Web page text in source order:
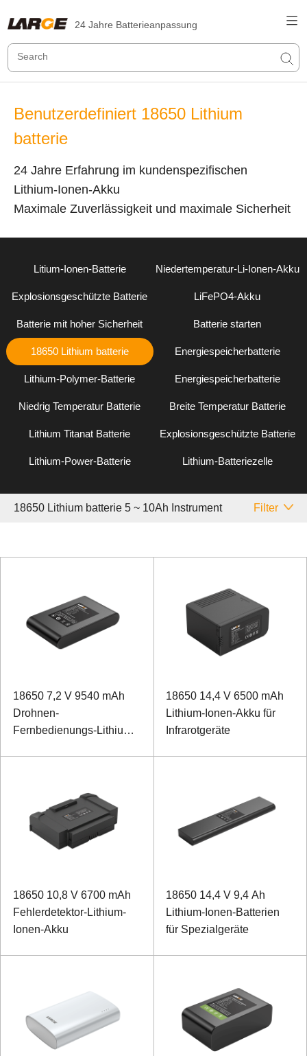
24 Jahre Batterieanpassung
Benutzerdefiniert 18650 Lithium
batterie
24 Jahre Erfahrung im kundenspezifischen
Lithium-Ionen-Akku
Maximale Zuverlässigkeit und maximale Sicherheit
Litium-Ionen-Batterie Niedertemperatur-Li-Ionen-Akku
Explosionsgeschützte Batterie LiFePO4-Akku
Batterie mit hoher Sicherheit Batterie starten
18650 Lithium batterie Energiespeicherbatterie
Lithium-Polymer-Batterie Energiespeicherbatterie
Niedrig Temperatur Batterie Breite Temperatur Batterie
Lithium Titanat Batterie Explosionsgeschützte Batterie
Lithium-Power-Batterie Lithium-Batteriezelle
18650 Lithium batterie 5 ~ 10Ah Instrument Filter
18650 7,2 V 9540 mAh
Drohnen-
Fernbedienungs-Lithium-
18650 14,4 V 6500 mAh
Lithium-Ionen-Akku für
Infrarotgeräte
18650 10,8 V 6700 mAh
Fehlerdetektor-Lithium-
Ionen-Akku
18650 14,4 V 9,4 Ah
Lithium-Ionen-Batterien
für Spezialgeräte